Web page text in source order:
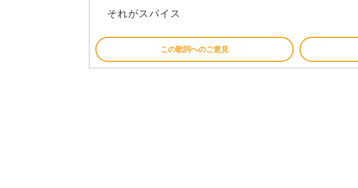
それがスパイス
この歌詞へのご意見